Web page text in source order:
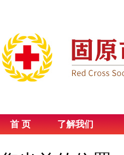
首 页 了解我们